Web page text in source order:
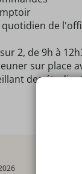
de
2, de 9h à
sur place
des